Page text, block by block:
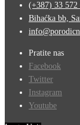
(+387) 33 572
Bihaćka bb,
Pratite nas
Facebook
Twitter
Instagram
Youtube